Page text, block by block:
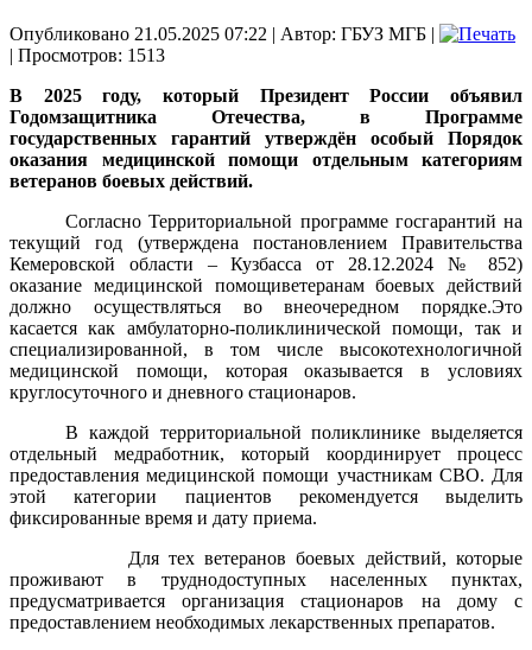
Опубликовано 21.05.2025 07:22 | Автор: ГБУЗ МГБ |
| Просмотров: 1513
В 2025 году, который Президент России объявил
Годомзащитника Отечества, в Программе
государственных гарантий утверждён особый Порядок
оказания медицинской помощи отдельным категориям
ветеранов боевых действий.
Согласно Территориальной программе госгарантий на
текущий год (утверждена постановлением Правительства
Кемеровской области – Кузбасса от 28.12.2024 № 852)
оказание медицинской помощиветеранам боевых действий
должно осуществляться во внеочередном порядке.Это
касается как амбулаторно-поликлинической помощи, так и
специализированной, в том числе высокотехнологичной
медицинской помощи, которая оказывается в условиях
круглосуточного и дневного стационаров.
В каждой территориальной поликлинике выделяется
отдельный медработник, который координирует процесс
предоставления медицинской помощи участникам СВО. Для
этой категории пациентов рекомендуется выделить
фиксированные время и дату приема.
Для тех ветеранов боевых действий, которые
проживают в труднодоступных населенных пунктах,
предусматривается организация стационаров на дому с
предоставлением необходимых лекарственных препаратов.